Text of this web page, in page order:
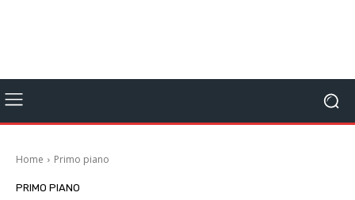
Home Primo piano
PRIMO PIANO